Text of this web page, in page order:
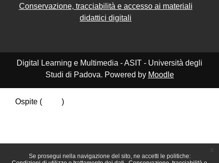
Se prosegui nella navigazione del sito, ne accetti le politiche:
Conservazione, tracciabilità e accesso ai materiali
didattici digitali
Digital Learning e Multimedia - ASIT - Università degli
Studi di Padova. Powered by Moodle
Ospite (
)